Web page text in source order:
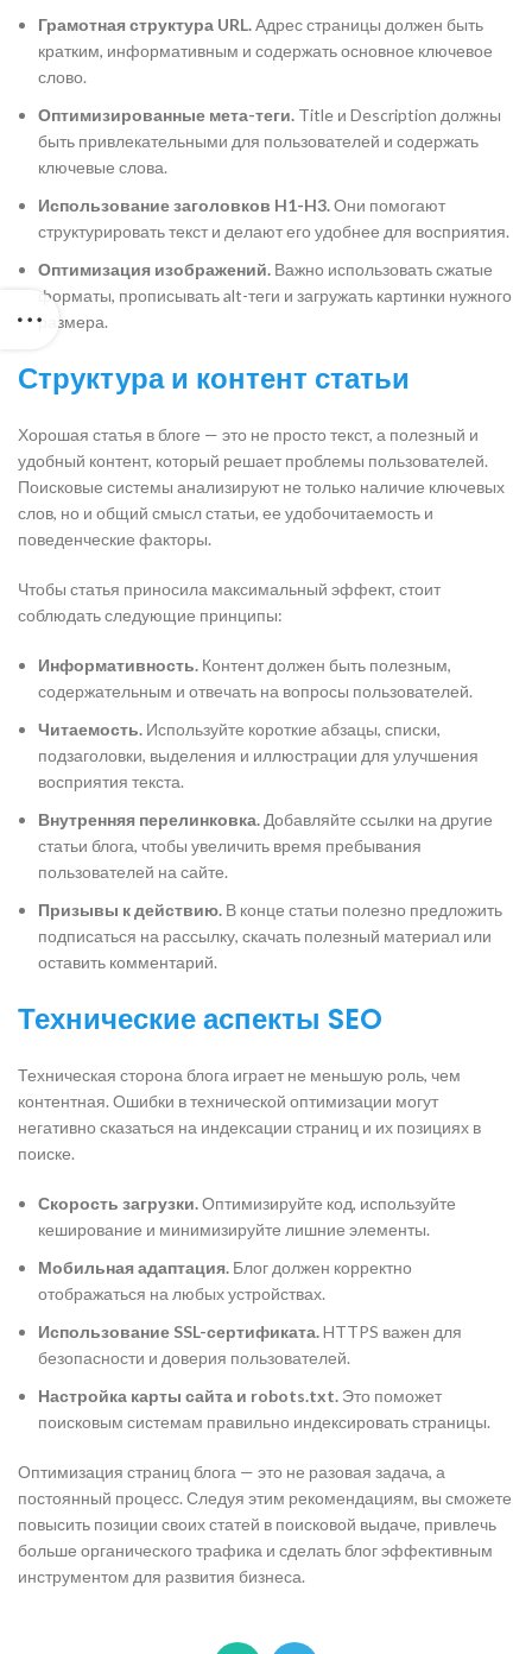
Грамотная структура URL.Адрес страницы должен быть
кратким, информативным и содержать основное ключевое
слово.
Оптимизированные мета-теги. Title и Description должны
быть привлекательными для пользователей и содержать
ключевые слова.
Использование заголовков H1-H3.Они помогают
структурировать текст и делают его удобнее для восприятия.
Оптимизация изображений. Важно использовать сжатые
форматы, прописывать alt-теги и загружать картинки нужного
размера.
Структура и контент статьи
Хорошая статья в блоге — это не просто текст, а полезный и
удобный контент, который решает проблемы пользователей.
Поисковые системы анализируют не только наличие ключевых
слов, но и общий смысл статьи, ее удобочитаемость и
поведенческие факторы.
Чтобы статья приносила максимальный эффект, стоит
соблюдать следующие принципы:
Информативность. Контент должен быть полезным,
содержательным и отвечать на вопросы пользователей.
Читаемость. Используйте короткие абзацы, списки,
подзаголовки, выделения и иллюстрации для улучшения
восприятия текста.
Внутренняя перелинковка. Добавляйте ссылки на другие
статьи блога, чтобы увеличить время пребывания
пользователей на сайте.
Призывы к действию. В конце статьи полезно предложить
подписаться на рассылку, скачать полезный материал или
оставить комментарий.
Технические аспекты SEO
Техническая сторона блога играет не меньшую роль, чем
контентная. Ошибки в технической оптимизации могут
негативно сказаться на индексации страниц и их позициях в
поиске.
Скорость загрузки.Оптимизируйте код, используйте
кеширование и минимизируйте лишние элементы.
Мобильная адаптация. Блог должен корректно
отображаться на любых устройствах.
Использование SSL-сертификата.HTTPS важен для
безопасности и доверия пользователей.
Настройка карты сайта и robots.txt. Это поможет
поисковым системам правильно индексировать страницы.
Оптимизация страниц блога — это не разовая задача, а
постоянный процесс. Следуя этим рекомендациям, вы сможете
повысить позиции своих статей в поисковой выдаче, привлечь
больше органического трафика и сделать блог эффективным
инструментом для развития бизнеса.